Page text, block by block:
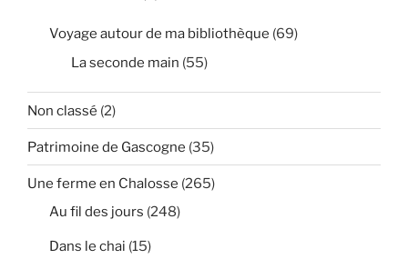
Voyage autour de ma bibliothèque (69)
La seconde main (55)
Non classé (2)
Patrimoine de Gascogne (35)
Une ferme en Chalosse (265)
Au fil des jours (248)
Dans le chai (15)